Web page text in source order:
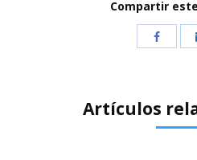
Compartir
Artículos